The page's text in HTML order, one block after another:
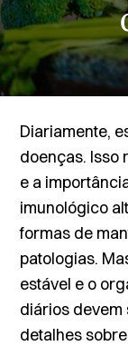
Diariamente,
doenças. Isso
e a
imunológico
formas de
patologias.
estável e o
diários devem
detalhes